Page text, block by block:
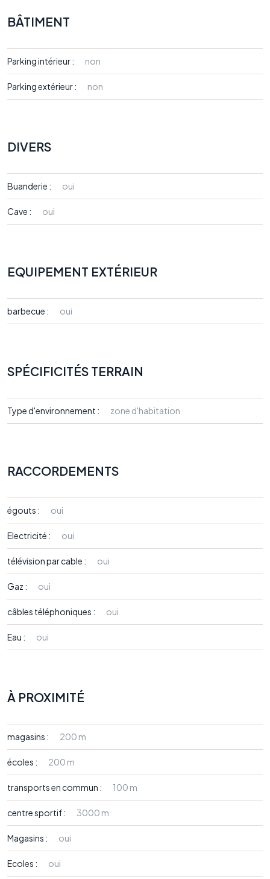
BÂTIMENT
Parking intérieur : non
Parking extérieur : non
DIVERS
Buanderie : oui
Cave : oui
EQUIPEMENT EXTÉRIEUR
barbecue : oui
SPÉCIFICITÉS TERRAIN
Type d'environnement : zone d'habitation
RACCORDEMENTS
égouts : oui
Electricité : oui
télévision par cable : oui
Gaz : oui
câbles téléphoniques : oui
Eau : oui
À PROXIMITÉ
magasins : 200 m
écoles : 200 m
transports en commun : 100 m
centre sportif : 3000 m
Magasins : oui
Ecoles : oui